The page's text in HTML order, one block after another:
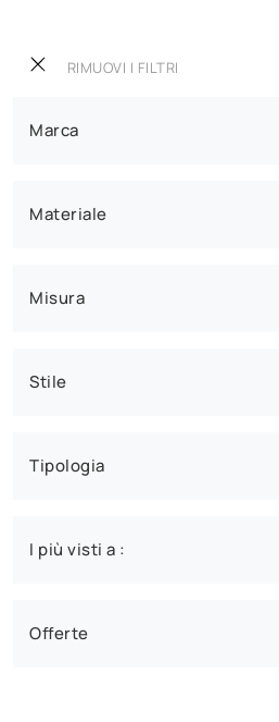
RIMUOVI I FILTRI
Marca
Materiale
Misura
Stile
Tipologia
I più visti a :
Offerte